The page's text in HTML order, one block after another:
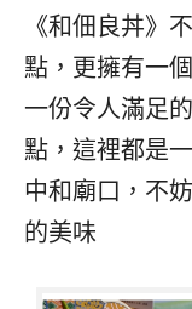
《和佃良丼》
點，更擁有一
一份令人滿足
點，這裡都是
中和廟口，不
的美味